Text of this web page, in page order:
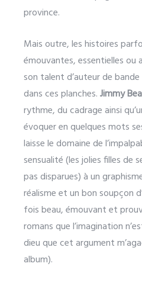
province.
Mais outre, les histoires
émouvantes, essentielles
son talent d’auteur de
dans ces planches.Jimmy
rythme, du cadrage ainsi
évoquer en quelques mots
laisse le domaine de
sensualité (les jolies filles de
pas disparues) à un
réalisme et un bon soupçon
fois beau, émouvant et
romans que l’imagination
dieu que cet argument
album).